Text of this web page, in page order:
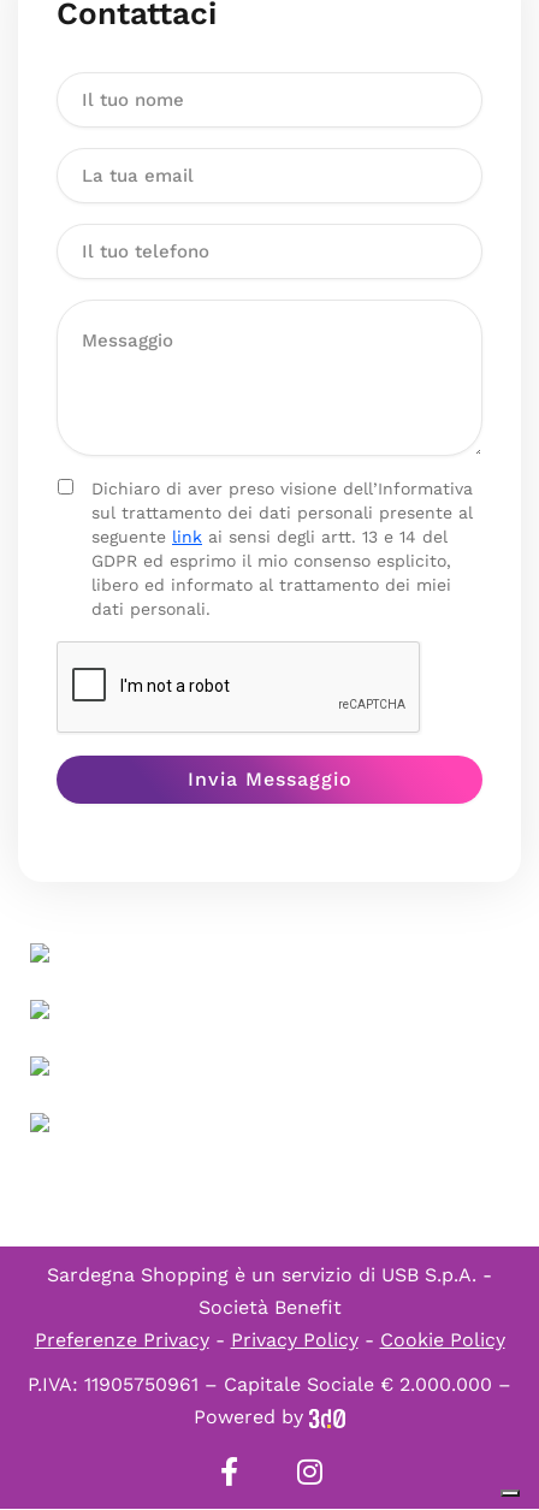
Contattaci
Dichiaro di aver preso visione dell’Informativa
sul trattamento dei dati personali presente al
seguente link ai sensi degli artt. 13 e 14 del
GDPR ed esprimo il mio consenso esplicito,
libero ed informato al trattamento dei miei
dati personali.
Sardegna Shopping è un servizio di USB S.p.A. -
Società Benefit
Preferenze Privacy- Privacy Policy- Cookie Policy
P.IVA: 11905750961 – Capitale Sociale € 2.000.000 –
Powered by